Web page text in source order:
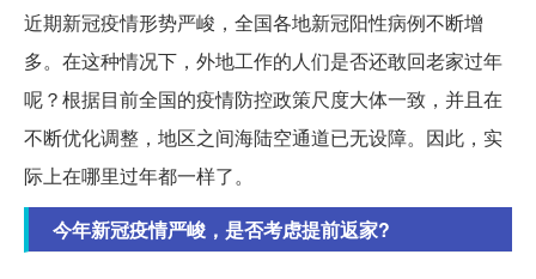
近期新冠疫情形势严峻，全国各地新冠阳性病例不断增
多。在这种情况下，外地工作的人们是否还敢回老家过年
呢？根据目前全国的疫情防控政策尺度大体一致，并且在
不断优化调整，地区之间海陆空通道已无设障。因此，实
际上在哪里过年都一样了。
今年新冠疫情严峻，是否考虑提前返家?